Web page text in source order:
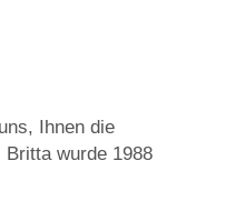
Ihnen die
wurde 1988